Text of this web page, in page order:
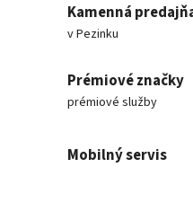
Kamenná
v Pezinku
Prémiové značky
prémiové služby
Mobilný servis